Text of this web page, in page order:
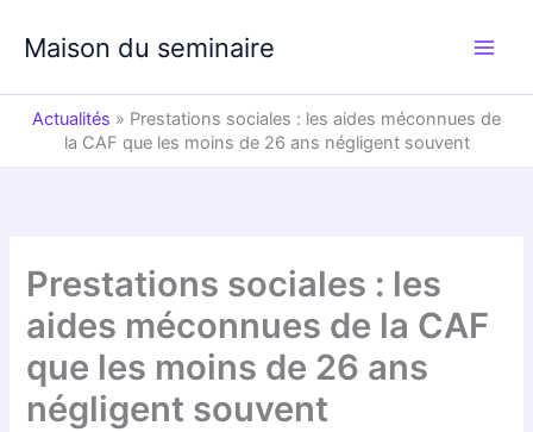
Maison du seminaire
Actualités » Prestations sociales : les aides méconnues de
la CAF que les moins de 26 ans négligent souvent
Prestations sociales : les
aides méconnues de la CAF
que les moins de 26 ans
négligent souvent